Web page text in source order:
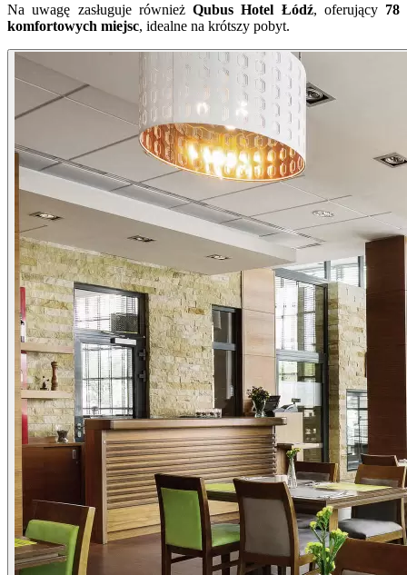
Na uwagę zasługuje również Qubus Hotel Łódź, oferujący 78
komfortowych miejsc, idealne na krótszy pobyt.